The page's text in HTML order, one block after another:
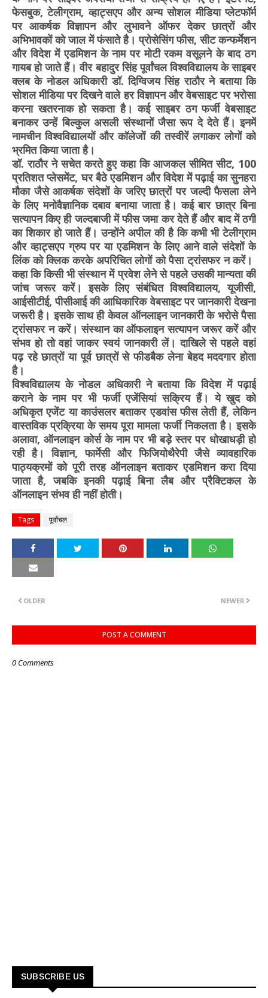
फेसबुक, टेलीग्राम, व्हाट्सएप और अन्य सोशल मीडिया प्लेटफॉर्म
पर आकर्षक विज्ञापन और लुभावने ऑफर देकर छात्रों और
अभिभावकों को जाल में फंसाते है। प्रोसेसिंग फीस, सीट कन्फर्मेशन
और विदेश में एडमिशन के नाम पर मोटी रकम वसूलने के बाद ठग
गायब हो जाते हैं। ​वीर बहादुर सिंह पूर्वांचल विश्वविद्यालय के साइबर
क्लब के नोडल अधिकारी डॉ. दिग्विजय सिंह राठौर ने बताया कि
सोशल मीडिया पर दिखने वाले हर विज्ञापन और वेबसाइट पर भरोसा
करना खतरनाक हो सकता है। कई साइबर ठग फर्जी वेबसाइट
बनाकर उन्हें बिल्कुल असली संस्थानों जैसा रूप दे देते हैं। इनमें
नामचीन विश्वविद्यालयों और कॉलेजों की तस्वीरें लगाकर लोगों को
भ्रमित किया जाता है।
​​डॉ. राठौर ने सचेत करते हुए कहा कि आजकल सीमित सीट, 100
प्रतिशत प्लेसमेंट, घर बैठे एडमिशन और विदेश में पढ़ाई का सुनहरा
मौका जैसे आकर्षक संदेशों के जरिए छात्रों पर जल्दी फैसला लेने
के लिए मनोवैज्ञानिक दबाव बनाया जाता है। कई बार छात्र बिना
सत्यापन किए ही जल्दबाजी में फीस जमा कर देते हैं और बाद में ठगी
का शिकार हो जाते हैं। उन्होंने अपील की है कि कभी भी टेलीग्राम
और व्हाट्सएप ग्रुप पर या एडमिशन के लिए आने वाले संदेशों के
लिंक को क्लिक करके अपरिचित लोगों को पैसा ट्रांसफर न करें। ​
कहा कि किसी भी संस्थान में प्रवेश लेने से पहले उसकी मान्यता की
जांच जरूर करें। इसके लिए संबंधित विश्वविद्यालय, यूजीसी,
आईसीटीई, पीसीआई की आधिकारिक वेबसाइट पर जानकारी देखना
जरूरी है। इसके साथ ही केवल ऑनलाइन जानकारी के भरोसे पैसा
ट्रांसफर न करें। संस्थान का ऑफलाइन सत्यापन जरूर करें और
संभव हो तो वहां जाकर स्वयं जानकारी लें। दाखिले से पहले वहां
पढ़ रहे छात्रों या पूर्व छात्रों से फीडबैक लेना बेहद मददगार होता
है।
​​विश्वविद्यालय के नोडल अधिकारी ने बताया कि विदेश में पढ़ाई
कराने के नाम पर भी फर्जी एजेंसियां सक्रिय हैं। ये खुद को
अधिकृत एजेंट या काउंसलर बताकर एडवांस फीस लेती हैं, लेकिन
वास्तविक प्रक्रिया के समय पूरा मामला फर्जी निकलता है। ​इसके
अलावा, ऑनलाइन कोर्स के नाम पर भी बड़े स्तर पर धोखाधड़ी हो
रही है। विज्ञान, फार्मेसी और फिजियोथैरेपी जैसे व्यावहारिक
पाठ्यक्रमों को पूरी तरह ऑनलाइन बताकर एडमिशन करा दिया
जाता है, जबकि इनकी पढ़ाई बिना लैब और प्रैक्टिकल के
ऑनलाइन संभव ही नहीं होती।
Tags पूर्वांचल
NEWER
OLDER
POST A COMMENT
0 Comments
SUBSCRIBE US